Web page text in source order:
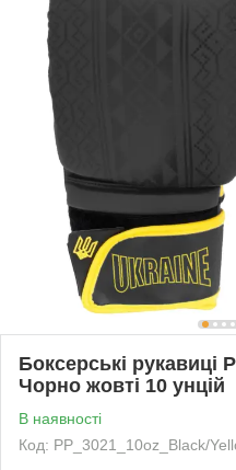
Боксерські рукавиці
Чорно жовті 10 унцій
В наявності
Код: PP_3021_10oz_Black/